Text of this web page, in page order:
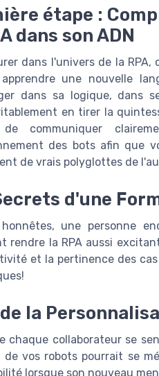
étape :
dans son ADN
dans l'univers de la RPA,
apprendre une nouvelle
dans sa logique, dans
en tirer la
de communiquer
des bots afin que
de vrais polyglottes de
d'une
une personne
rendre la RPA aussi
et la pertinence des
la
chaque collaborateur se
de vos robots pourrait se
lorsque son nouveau